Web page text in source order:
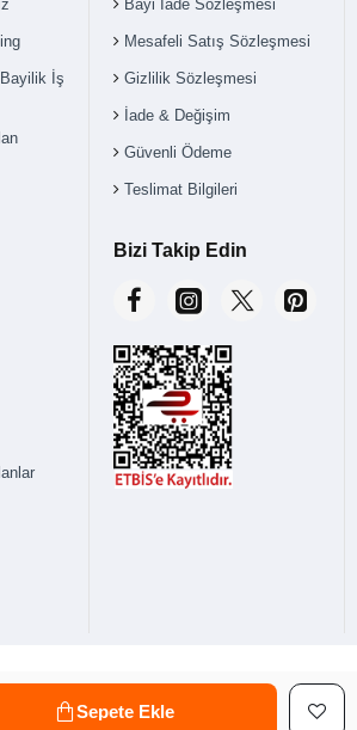
Sepete Ekle
İş
Bayi İade Sözleşmesi
Mesafeli Satış Sözleşmesi
Gizlilik Sözleşmesi
İade & Değişim
Güvenli Ödeme
Teslimat Bilgileri
Bizi Takip Edin